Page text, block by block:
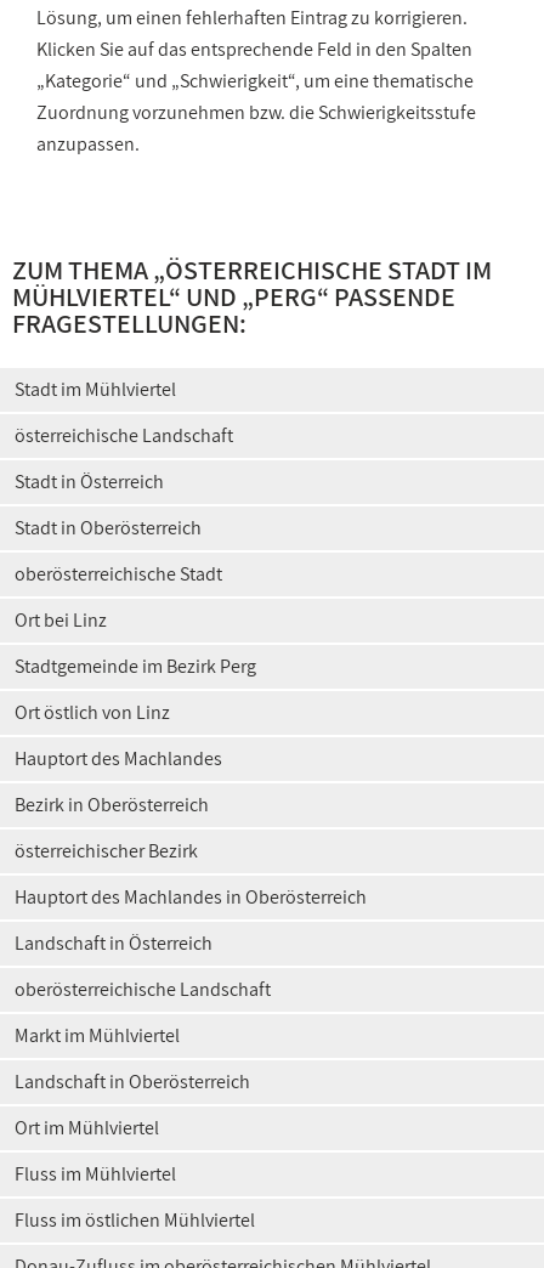
Lösung, um einen fehlerhaften Eintrag zu korrigieren.
Klicken Sie auf das entsprechende Feld in den Spalten
„Kategorie“ und „Schwierigkeit“, um eine thematische
Zuordnung vorzunehmen bzw. die Schwierigkeitsstufe
anzupassen.
ZUM THEMA „ÖSTERREICHISCHE STADT IM
MÜHLVIERTEL“ UND „PERG“ PASSENDE
FRAGESTELLUNGEN:
Stadt im Mühlviertel
österreichische Landschaft
Stadt in Österreich
Stadt in Oberösterreich
oberösterreichische Stadt
Ort bei Linz
Stadtgemeinde im Bezirk Perg
Ort östlich von Linz
Hauptort des Machlandes
Bezirk in Oberösterreich
österreichischer Bezirk
Hauptort des Machlandes in Oberösterreich
Landschaft in Österreich
oberösterreichische Landschaft
Markt im Mühlviertel
Landschaft in Oberösterreich
Ort im Mühlviertel
Fluss im Mühlviertel
Fluss im östlichen Mühlviertel